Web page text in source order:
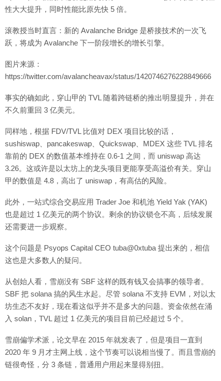
性大大提升，同时性能比原先快 5 倍。
滚教授当时直言：新的 Avalanche Bridge 是桥接技术的一次飞
跃，将成为 Avalanche 下一阶段增长的增长引擎。
图片来源：
https://twitter.com/avalancheavax/status/1420746276228849666
事实的确如此，穿山甲的 TVL 随着跨链桥的推出明显提升，并在
不久前重回 3 亿美元。
同样地，根据 FDV/TVL 比值对 DEX 项目比较的话，
sushiswap、pancakeswap、Quickswap、MDEX 这些 TVL 排名
靠前的 DEX 的数值基本维持在 0.6-1 之间，而 uniswap 高达
3.26。这或许是以太坊上的龙头项目更能享受高溢价有关。穿山
甲的数值是 4.8，高出了 uniswap，有高估的风险。
此外，一站式综合交易应用 Trader Joe 和机池 Yield Yak (YAK)
也是超过 1 亿美元的两个协议。剩余的协议锁仓不高，后续发展
还需要进一步观察。
这个问题是 Psyops Capital CEO tuba@0xtuba 提出来的，相信
这也是大多数人的疑问。
从创始人看，雪崩没有 SBF 这样的既有钱又会搞事的领导者。
SBF 把 solana 搞的风生水起。尽管 solana 不支持 EVM，对以太
坊生态不友好，现在看这似乎并不是多大的问题。资金依然在涌
入 solan，TVL 超过 1 亿美元的项目目前已经超过 5 个。
雪崩偏学术派，论文早在 2015 年就发表了，但是项目一直到
2020 年 9 月才主网上线，这个节奏可以说相当慢了。而且雪崩的
链很奇怪，分 3 条链，普通用户用起来显得别扭。